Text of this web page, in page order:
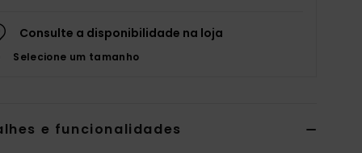
Consulte a disponibilidade na loja
Selecione um tamanho
e funcionalidades